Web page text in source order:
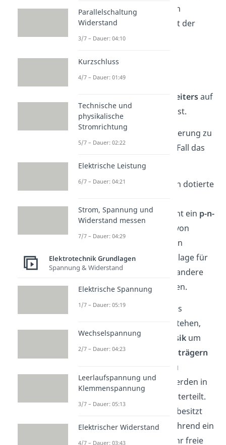
Isolators, wie Glas, liegt. Im
Gegensatz zu Metallen fällt der
Widerstandeines solchen
Temperatur ab. Durch
Dotierungwerden die
Halbleitersauf
vieler Art Weisen beeinflusst.
Um mehr zum Thema Dotierung zu
erfahren, schau auf jeden Fall das
Videoan!
Existieren zwei verschieden dotierte
Halbleiterkristalls, entsteht ein p-n-
. Das Verhalten von
Ladungsträgern
an solchen
Übergängen, ist die Grundlage für
Dioden, Transistoren und andere
elektronische Komponenten.
Um die Eigenschaften eines
besser zu verstehen,
brauchst dieQuantenphysikum
Bewegungen von
Ladungsträgern
innerhalb eines Kristalls zu
beschreiben.Halbleiter
werden in
unterteilt.
besitzt
mehrfreie Elektronen
, während ein
p-dotierter Halbleiter
mehr freie
Parallelschaltung
Widerstand
3/7 – Dauer: 04:10
Kurzschluss
4/7 – Dauer: 01:49
Technische und
physikalische
Stromrichtung
5/7 – Dauer: 02:22
Elektrische Leistung
6/7 – Dauer: 04:21
Strom, Spannung und
Widerstand messen
7/7 – Dauer: 04:29
Elektrotechnik Grundlagen
Spannung & Widerstand
Elektrische Spannung
1/7 – Dauer: 05:19
Wechselspannung
2/7 – Dauer: 04:23
Leerlaufspannung und
Klemmenspannung
3/7 – Dauer: 05:13
Elektrischer Widerstand
4/7 – Dauer: 03:43